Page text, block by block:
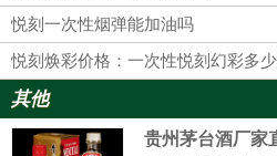
悦刻一次性烟弹能加油吗
悦刻焕彩价格：一次性悦刻幻彩多
其他
贵州茅台酒厂家